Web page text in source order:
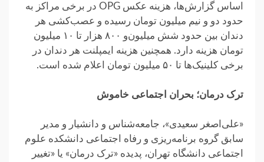
اساس گزارش‌ها، هزینه عکس OPG در برخی مراکز به
حدود دو و نیم میلیون تومان رسیده و عصب‌کشی هر
دندان بین حدود شش میلیون‌و ۸۰۰ هزار تا ۱۰ میلیون
تومان هزینه دارد. همچنین هزینه ایمپلنت هر دندان در
برخی کلینیک‌ها تا ۵۰ میلیون تومان اعلام شده است.
ترک درمان؛ بحران اجتماعی خاموش
«علی‌اصغر سعیدی»، جامعه‌شناس و دانشیار و مدیر
سابق گروه برنامه‌ریزی و رفاه اجتماعی دانشکده علوم
اجتماعی دانشگاه تهران، ‌پدیده «ترک درمان» یا «تغییر